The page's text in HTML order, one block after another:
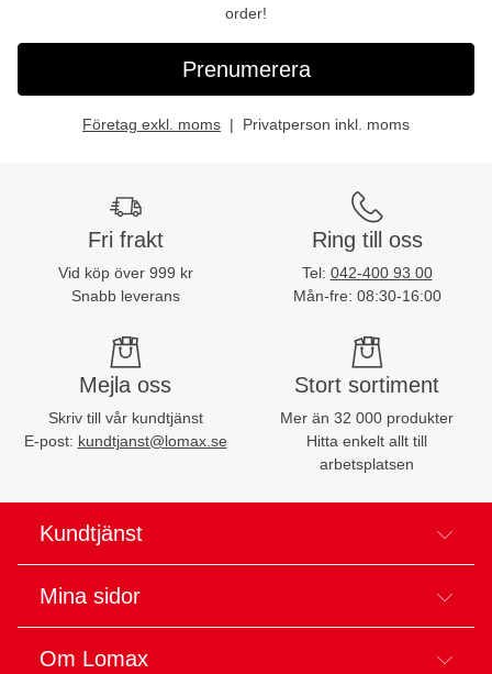
order!
Prenumerera
Företag exkl. moms Privatperson inkl. moms
Fri frakt
Vid köp över 999 kr
Snabb leverans
Ring till oss
Tel: 042-400 93 00
Mån-fre: 08:30-16:00
Mejla oss
Skriv till vår kundtjänst
E-post: kundtjanst@lomax.se
Stort sortiment
Mer än 32 000 produkter
Hitta enkelt allt till
arbetsplatsen
Kundtjänst
Mina sidor
Om Lomax